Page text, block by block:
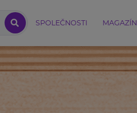
SPOLEČNOSTI MAGAZÍN